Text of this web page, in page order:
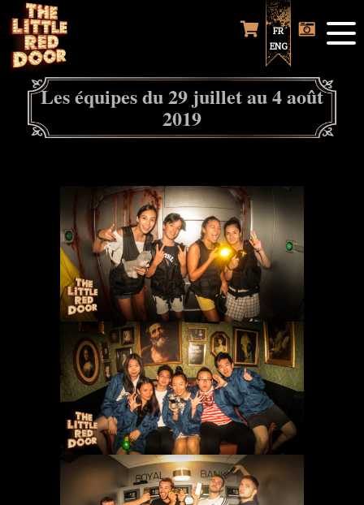
FR
ENG
Les équipes du 29 juillet au 4 août
2019